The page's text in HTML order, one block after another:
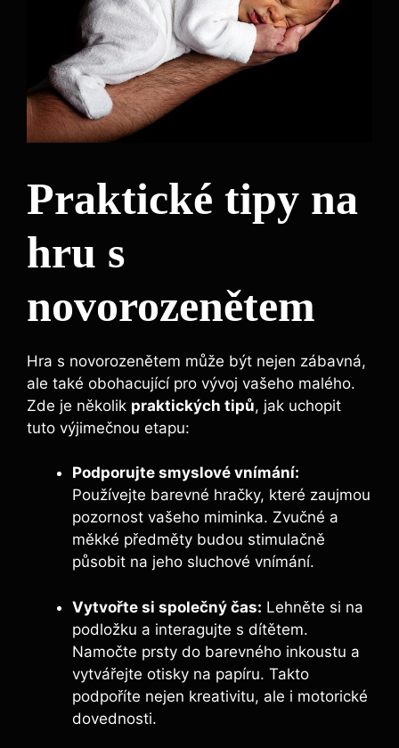
Praktické tipy na
hru s
novorozenětem
Hra s novorozenětem může být nejen zábavná,
ale také obohacující pro vývoj vašeho malého.
Zde je několik praktických tipů, jak uchopit
tuto výjimečnou etapu:
Podporujte smyslové vnímání:
Používejte barevné hračky, které zaujmou
pozornost vašeho miminka. Zvučné a
měkké předměty budou stimulačně
působit na jeho sluchové vnímání.
Vytvořte si společný čas: Lehněte si na
podložku a interagujte s dítětem.
Namočte prsty do barevného inkoustu a
vytvářejte otisky na papíru. Takto
podpoříte nejen kreativitu, ale i motorické
dovednosti.